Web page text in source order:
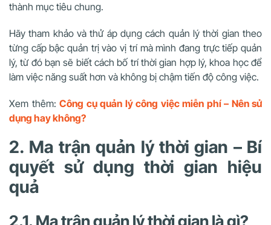
thành mục tiêu chung.
Hãy tham khảo và thử áp dụng cách quản lý thời gian theo
từng cấp bậc quản trị vào vị trí mà mình đang trực tiếp quản
lý, từ đó bạn sẽ biết cách bố trí thời gian hợp lý, khoa học để
làm việc năng suất hơn và không bị chậm tiến độ công việc.
Xem thêm: Công cụ quản lý công việc miễn phí – Nên sử
dụng hay không?
2. Ma trận quản lý thời gian – Bí
quyết sử dụng thời gian hiệu
quả
2.1. Ma trận quản lý thời gian là gì?